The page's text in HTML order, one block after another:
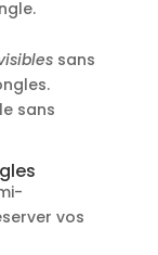
sans
sans
vos